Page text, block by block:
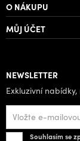
O NÁKUPU
MŮJ ÚČET
NEWSLETTER
Exkluzivní nabídky,
Souhlasím se